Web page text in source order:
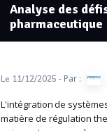
Analyse des
pharmaceutique
Le 11/12/2025 - Par :
L'intégration de
matière de régulation